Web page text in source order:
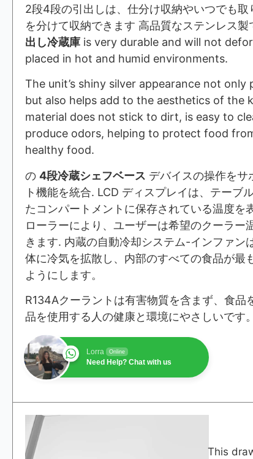
2段4段の引出しは、仕分け収納やいつでも
を分けて収納できます 高品質なステンレス製
出し冷蔵庫 is very durable and will not
placed in hot and humid environments.
The unit’s shiny silver appearance not
but also helps add to the aesthetics of the
material does not stick to dirt, is easy to
produce odors, helping to protect food
healthy food.
の 4段冷蔵シェフベース デバイスの操作をサ
ト機能を統合. LCD ディスプレイは、テーブ
たコンパートメントに保存されている温度を
ローラーにより、ユーザーは希望のクーラー
きます. 内蔵の自動冷却システム-インファン
体に冷気を拡散し、内部のすべての食品が最
ようにします。
R134Aクーラントは有害物質を含まず、食品
品を使用する人の健康と環境にやさしいです。
Lorra Online
Need Help? Chat with us
This